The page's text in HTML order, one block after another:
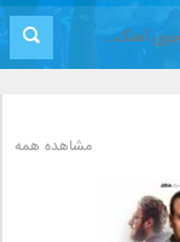
مشاهده همه